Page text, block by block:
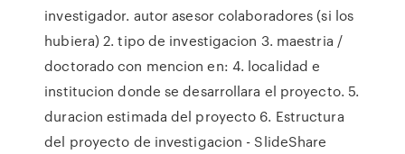
investigador. autor asesor colaboradores (si los
hubiera) 2. tipo de investigacion 3. maestria /
doctorado con mencion en: 4. localidad e
institucion donde se desarrollara el proyecto. 5.
duracion estimada del proyecto 6. Estructura
del proyecto de investigacion - SlideShare